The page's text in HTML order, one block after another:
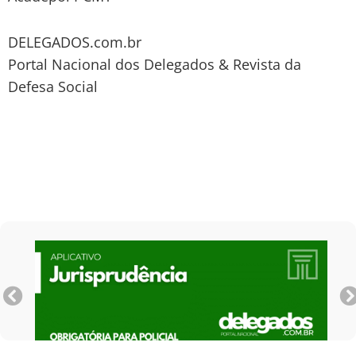
DELEGADOS.com.br
Portal Nacional dos Delegados & Revista da
Defesa Social